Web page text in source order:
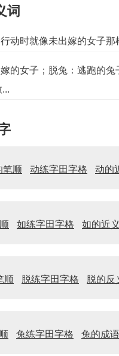
词
动时就像未出嫁的女子那
的女子；脱兔：逃跑的
笔顺 动练字田字格 动的
如练字田字格 如的近
顺 脱练字田字格 脱的反
兔练字田字格 兔的成语